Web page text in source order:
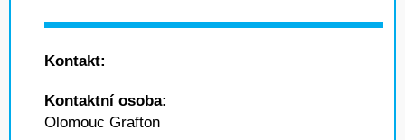
Kontakt:
Kontaktní osoba:
Olomouc Grafton